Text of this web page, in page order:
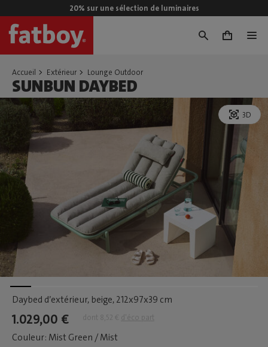
20% sur une sélection de luminaires
0
Accueil Extérieur Lounge Outdoor
SUNBUN DAYBED
3D
Daybed d’extérieur, beige, 212x97x39 cm
1.029,00 € dont 8,52 € d'éco part
Couleur: Mist Green / Mist